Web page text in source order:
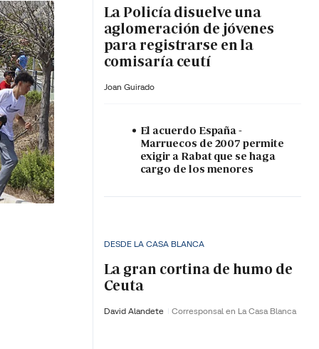
La Policía disuelve una
aglomeración de jóvenes
para registrarse en la
comisaría ceutí
Joan Guirado
El acuerdo España -
Marruecos de 2007 permite
exigir a Rabat que se haga
cargo de los menores
DESDE LA CASA BLANCA
La gran cortina de humo de
Ceuta
David Alandete Corresponsal en La Casa Blanca